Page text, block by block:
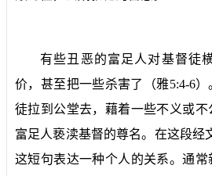
有些丑恶的富足人对基督徒
价，甚至把一些杀害了（雅5:4-6）
徒拉到公堂去，藉着一些不义或
富足人亵渎基督的尊名。在这段经
这短句表达一种个人的关系。通